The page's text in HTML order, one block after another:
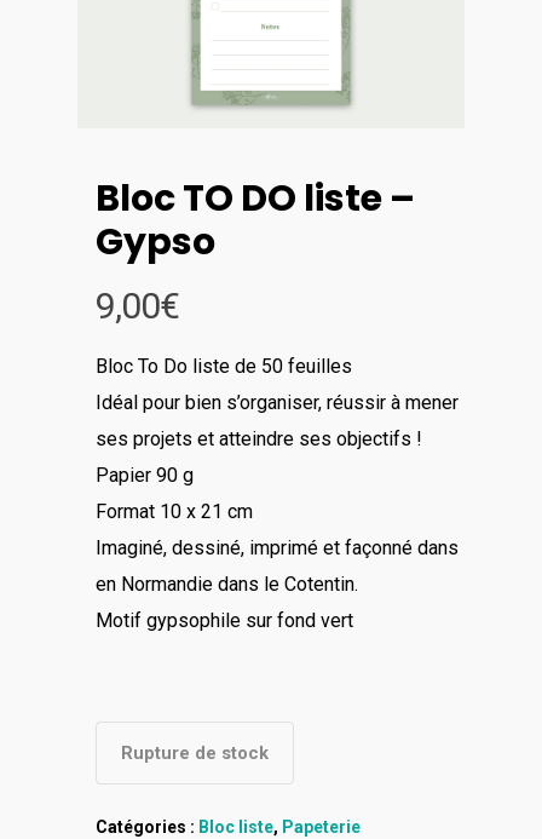
Bloc TO DO liste –
Gypso
9,00€
Bloc To Do liste de 50 feuilles
Idéal pour bien s’organiser, réussir à mener
ses projets et atteindre ses objectifs !
Papier 90 g
Format 10 x 21 cm
Imaginé, dessiné, imprimé et façonné dans
en Normandie dans le Cotentin.
Motif gypsophile sur fond vert
Rupture de stock
Catégories : Bloc liste, Papeterie